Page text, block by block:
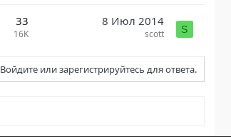
33
16K
8 Июл 2014
scott S
Войдите или зарегистрируйтесь для ответа.